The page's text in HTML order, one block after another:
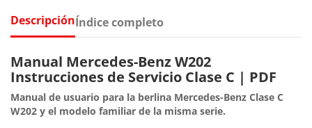
DescripciónÍndice completo
Manual Mercedes-Benz W202
Instrucciones de Servicio Clase C | PDF
Manual de usuario para la berlina Mercedes-Benz Clase C
W202 y el modelo familiar de la misma serie.